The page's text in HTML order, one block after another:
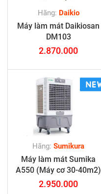
Hãng: Daikio
Máy làm mát Daikiosan
DM103
2.870.000
Hãng:Sumikura
Máy làm mát Sumika
A550 (Máy cơ 30-40m2)
2.950.000